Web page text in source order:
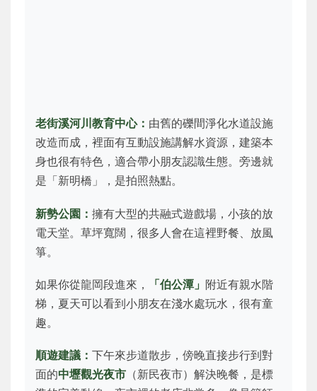
老街溪河川教育中心： 由舊的礫間淨化水道設施
改造而成，裡面有互動設施講解水資源，建築本
身也很有特色，適合帶小朋友認識生態。旁邊就
是「新明橋」，是拍照熱點。
新勢公園： 擁有大型的共融式遊戲場，小孩的放
電天堂。草坪寬闊，很多人會在這裡野餐、放風
箏。
如果你從龍岡段進來， 「伯公潭」 附近有親水階
梯，夏天可以看到小朋友在淺水處玩水，很有童
趣。
順遊建議： 下午來步道散步，傍晚直接步行到對
面的中壢觀光夜市 （新民夜市）解決晚餐，是標